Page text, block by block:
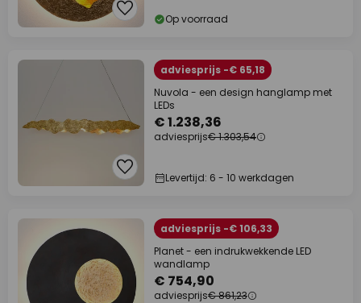
Op voorraad
adviesprijs -€ 65,18
Nuvola - een design hanglamp met
LEDs
€ 1.238,36
adviesprijs€ 1.303,54
Levertijd: 6 - 10 werkdagen
adviesprijs -€ 106,33
Planet - een indrukwekkende LED
wandlamp
€ 754,90
adviesprijs€ 861,23